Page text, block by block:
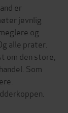
er
jevnlig
og
alle prater.
om den store,
Som